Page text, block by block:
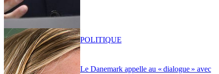
Le Danemark appelle au « dialogue » avec
POLITIQUE